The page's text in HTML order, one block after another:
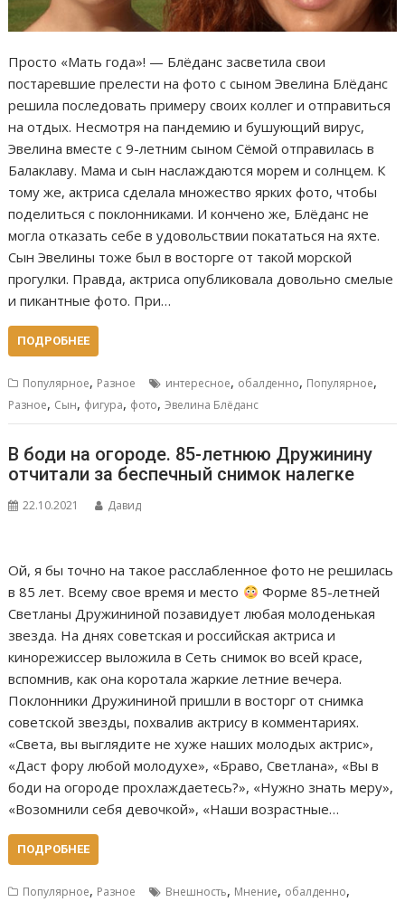
Просто «Мать года»! — Блёданс засветила свои
постаревшие прелести на фото с сыном Эвелина Блёданс
решила последовать примеру своих коллег и отправиться
на отдых. Несмотря на пандемию и бушующий вирус,
Эвелина вместе с 9-летним сыном Сёмой отправилась в
Балаклаву. Мама и сын наслаждаются морем и солнцем. К
тому же, актриса сделала множество ярких фото, чтобы
поделиться с поклонниками. И кончено же, Блёданс не
могла отказать себе в удовольствии покататься на яхте.
Сын Эвелины тоже был в восторге от такой морской
прогулки. Правда, актриса опубликовала довольно смелые
и пикантные фото. При…
ПОДРОБНЕЕ
Популярное, Разное интересное, обалденно, Популярное,
Разное, Сын, фигура, фото,Эвелина Блёданс
В боди на огороде. 85-летнюю Дружинину
отчитали за беспечный снимок налегке
22.10.2021 Давид
Ой, я бы точно на такое расслабленное фото не решилась
в 85 лет. Всему свое время и место
Форме 85-летней
Светланы Дружининой позавидует любая молоденькая
звезда. На днях советская и российская актриса и
кинорежиссер выложила в Сеть снимок во всей красе,
вспомнив, как она коротала жаркие летние вечера.
Поклонники Дружининой пришли в восторг от снимка
советской звезды, похвалив актрису в комментариях.
«Света, вы выглядите не хуже наших молодых актрис»,
«Даст фору любой молодухе», «Браво, Светлана», «Вы в
боди на огороде прохлаждаетесь?», «Нужно знать меру»,
«Возомнили себя девочкой», «Наши возрастные…
ПОДРОБНЕЕ
Популярное, Разное Внешность, Мнение, обалденно,